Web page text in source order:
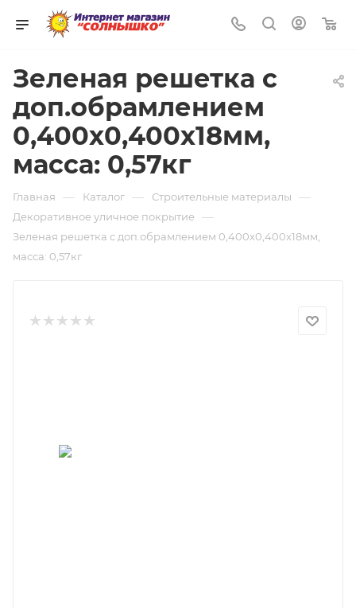
Зеленая решетка с
доп.обрамлением
0,400х0,400х18мм,
масса: 0,57кг
Главная — Каталог — Строительные материалы —
Декоративное уличное покрытие —
Зеленая решетка с доп.обрамлением 0,400х0,400х18мм,
масса: 0,57кг